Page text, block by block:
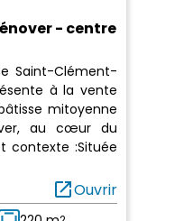
- centre
Saint-Clément-
à la vente
mitoyenne
au cœur du
contexte :Située
open_in_newOuvrir